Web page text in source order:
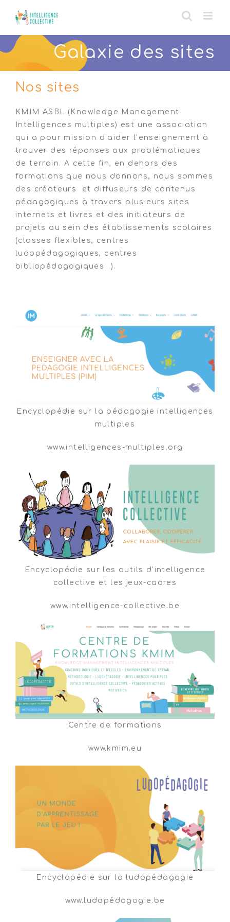
Galaxie des sites
Nos sites
KMIM ASBL (Knowledge Management
Intelligences multiples) est une association
qui a pour mission d’aider l’enseignement à
trouver des réponses aux problématiques
de terrain. A cette fin, en dehors des
formations que nous donnons, nous sommes
des créateurs et diffuseurs de contenus
pédagogiques à travers plusieurs sites
internets et livres et des initiateurs de
projets au sein des établissements scolaires
(classes flexibles, centres
ludopédagogiques, centres
bibliopédagogiques…).
Encyclopédie sur la pédagogie intelligences
multiples
www.intelligences-multiples.org
Encyclopédie sur les outils d’intelligence
collective et les jeux-cadres
www.intelligence-collective.be
Centre de formations
www.kmim.eu
Encyclopédie sur la ludopédagogie
www.ludopédagogie.be